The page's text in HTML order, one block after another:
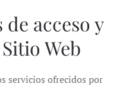
acceso y
Web
servicios ofrecidos por